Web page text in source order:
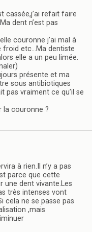
cassée,j’ai refait faire
dent n’est pas
couronne j’ai mal à
froid etc…Ma dentiste
elle a un peu limée.
présente et ma
sous antibiotiques
pas vraiment ce qu’il se
la couronne ?
à rien.Il n’y a pas
parce que cette
une dent vivante.Les
très intenses vont
cela ne se passe pas
,mais